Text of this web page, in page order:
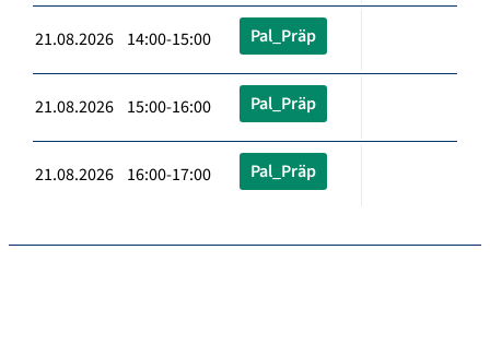
21.08.2026 14:00-15:00 Pal_Präp
21.08.2026 15:00-16:00 Pal_Präp
21.08.2026 16:00-17:00 Pal_Präp